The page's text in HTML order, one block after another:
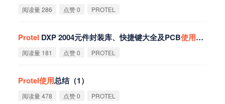
阅读量 286 点赞 0 PROTEL
Protel DXP 2004元件封装库、快捷键大全及PCB使用技
阅读量 181 点赞 0 PROTEL
Protel使用总结（1）
阅读量 478 点赞 0 PROTEL